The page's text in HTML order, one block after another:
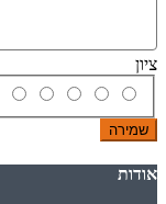
ציון
שמירה
אודות